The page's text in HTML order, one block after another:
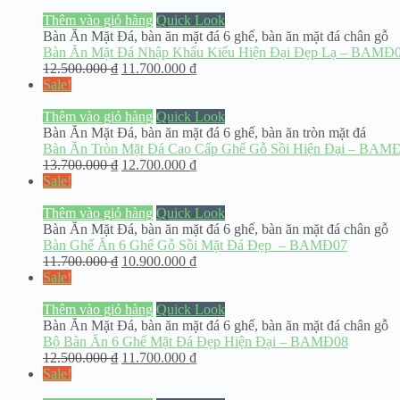
Thêm vào giỏ hàng Quick Look
Bàn Ăn Mặt Đá, bàn ăn mặt đá 6 ghế, bàn ăn mặt đá chân gỗ
Bàn Ăn Mặt Đá Nhập Khẩu Kiểu Hiện Đại Đẹp Lạ –
12.500.000₫ 11.700.000 ₫
Sale!
Thêm vào giỏ hàng Quick Look
Bàn Ăn Mặt Đá, bàn ăn mặt đá 6 ghế, bàn ăn tròn mặt đá
Bàn Ăn Tròn Mặt Đá Cao Cấp Ghế Gỗ Sồi Hiện Đại –
13.700.000₫ 12.700.000 ₫
Sale!
Thêm vào giỏ hàng Quick Look
Bàn Ăn Mặt Đá, bàn ăn mặt đá 6 ghế, bàn ăn mặt đá chân gỗ
Bàn Ghế Ăn 6 Ghế Gỗ Sồi Mặt Đá Đẹp – BAMĐ07
11.700.000₫ 10.900.000 ₫
Sale!
Thêm vào giỏ hàng Quick Look
Bàn Ăn Mặt Đá, bàn ăn mặt đá 6 ghế, bàn ăn mặt đá chân gỗ
Bộ Bàn Ăn 6 Ghế Mặt Đá Đẹp Hiện Đại – BAMĐ08
12.500.000₫ 11.700.000 ₫
Sale!